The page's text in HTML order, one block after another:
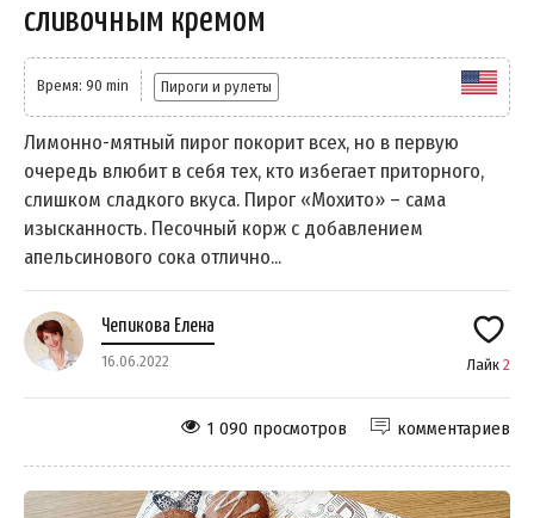
сливочным кремом
Время: 90 min Пироги и рулеты
Лимонно-мятный пирог покорит всех, но в первую
очередь влюбит в себя тех, кто избегает приторного,
слишком сладкого вкуса. Пирог «Мохито» – сама
изысканность. Песочный корж с добавлением
апельсинового сока отлично...
Чепикова Елена
16.06.2022 Лайк 2
комментариев
1 090 просмотров